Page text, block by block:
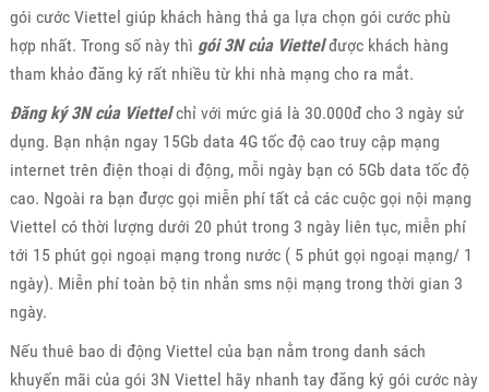
gói cước Viettel giúp khách hàng thả ga lựa chọn gói cước phù
hợp nhất. Trong số này thì gói 3N của Viettelđược khách hàng
tham khảo đăng ký rất nhiều từ khi nhà mạng cho ra mắt.
Đăng ký 3N của Viettelchỉ với mức giá là 30.000đ cho 3 ngày sử
dụng. Bạn nhận ngay 15Gb data 4G tốc độ cao truy cập mạng
internet trên điện thoại di động, mỗi ngày bạn có 5Gb data tốc độ
cao. Ngoài ra bạn được gọi miễn phí tất cả các cuộc gọi nội mạng
Viettel có thời lượng dưới 20 phút trong 3 ngày liên tục, miễn phí
tới 15 phút gọi ngoại mạng trong nước ( 5 phút gọi ngoại mạng/ 1
ngày). Miễn phí toàn bộ tin nhắn sms nội mạng trong thời gian 3
ngày.
Nếu thuê bao di động Viettel của bạn nằm trong danh sách
khuyến mãi của gói 3N Viettel hãy nhanh tay đăng ký gói cước này